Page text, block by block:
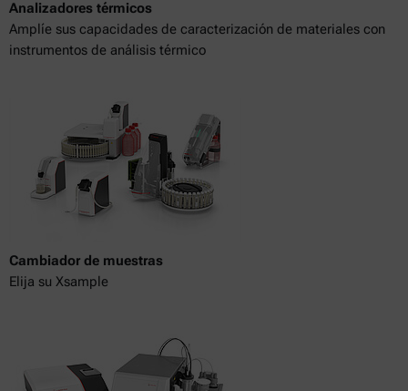
Analizadores térmicos
Amplíe sus capacidades de caracterización de materiales con
instrumentos de análisis térmico
Cambiador de muestras
Elija su Xsample